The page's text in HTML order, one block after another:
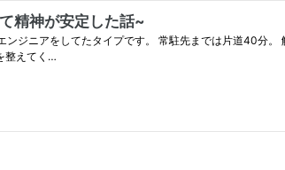
精神が安定した話~
ジニアをしてたタイプです。 常駐先までは片道40分
整えてく…